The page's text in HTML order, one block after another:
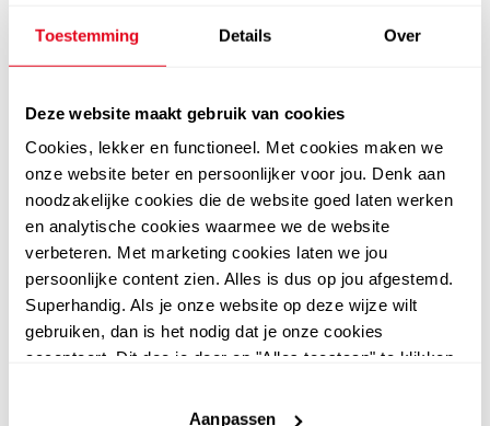
Toestemming Details Over
Deze website maakt gebruik van cookies
Cookies, lekker en functioneel. Met cookies maken we
onze website beter en persoonlijker voor jou. Denk aan
noodzakelijke cookies die de website goed laten werken
en analytische cookies waarmee we de website
verbeteren. Met marketing cookies laten we jou
persoonlijke content zien. Alles is dus op jou afgestemd.
Superhandig. Als je onze website op deze wijze wilt
gebruiken, dan is het nodig dat je onze cookies
accepteert. Dit doe je door op "Alles toestaan" te klikken.
website niet optimaal functioneert.
Aanpassen